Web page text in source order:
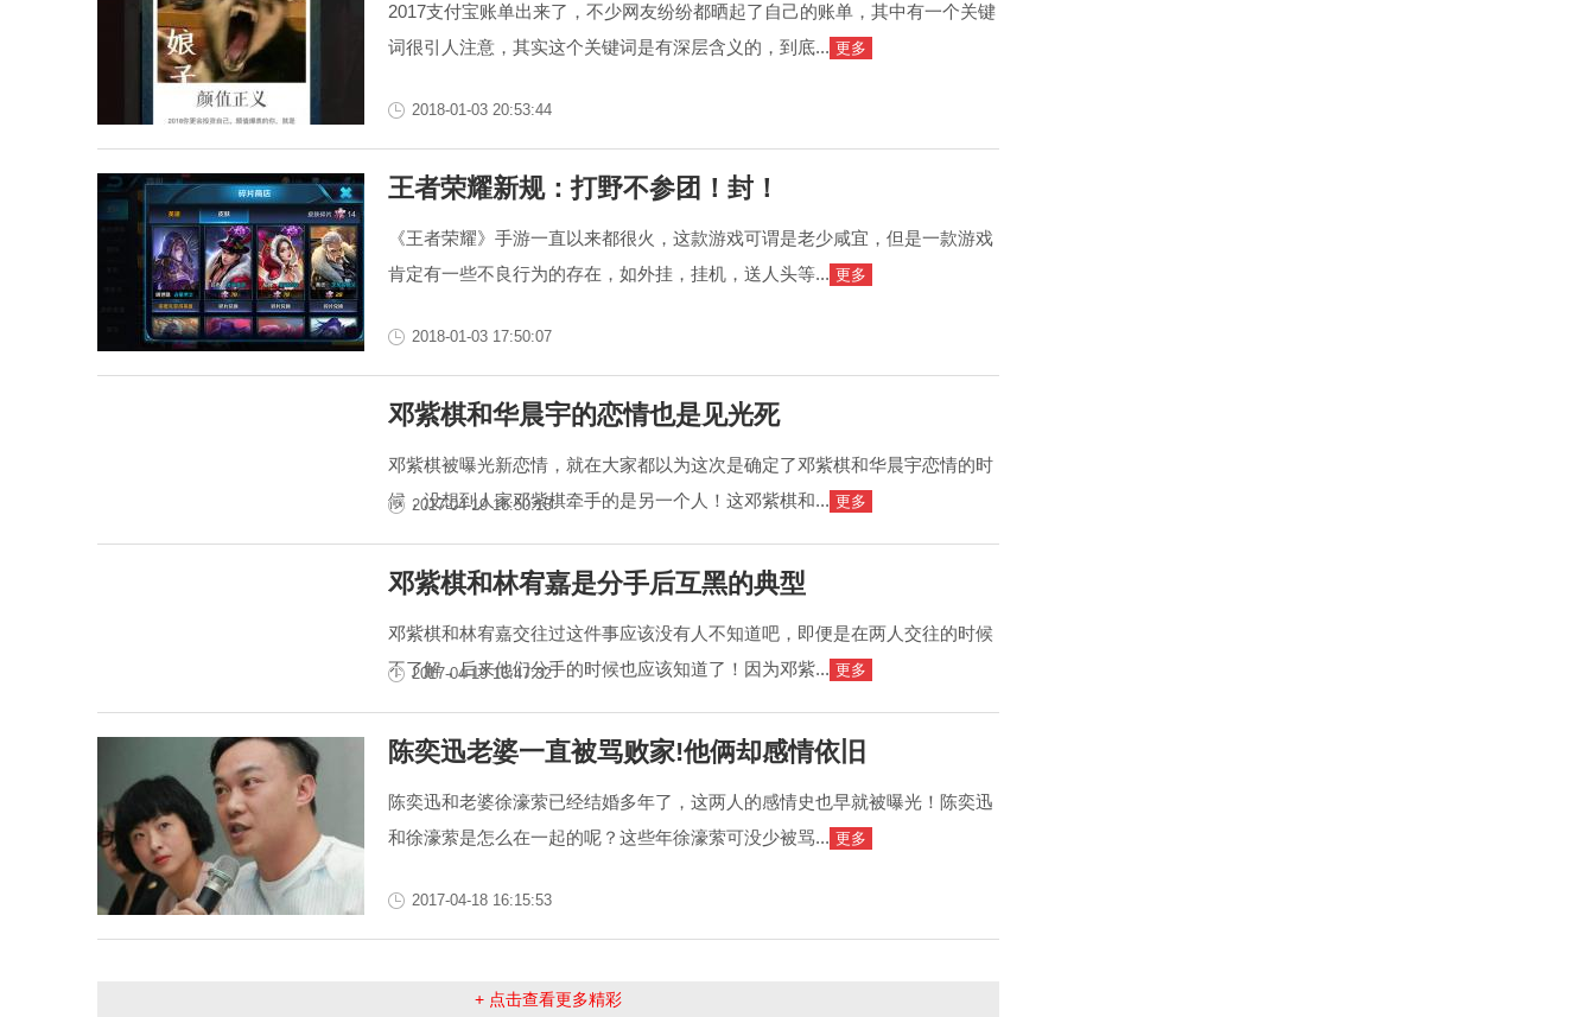
2017支付宝账单出来了，不少网友纷纷都晒起了自己的账单，其中有一个关键
词很引人注意，其实这个关键词是有深层含义的，到底... 更多
2018-01-03 20:53:44
王者荣耀新规：打野不参团！封！
《王者荣耀》手游一直以来都很火，这款游戏可谓是老少咸宜，但是一款游戏
肯定有一些不良行为的存在，如外挂，挂机，送人头等... 更多
2018-01-03 17:50:07
邓紫棋和华晨宇的恋情也是见光死
邓紫棋被曝光新恋情，就在大家都以为这次是确定了邓紫棋和华晨宇恋情的时
候，没想到人家邓紫棋牵手的是另一个人！这邓紫棋和... 更多
2017-04-19 16:50:15
邓紫棋和林宥嘉是分手后互黑的典型
邓紫棋和林宥嘉交往过这件事应该没有人不知道吧，即便是在两人交往的时候
不了解，后来他们分手的时候也应该知道了！因为邓紫... 更多
2017-04-19 16:47:32
陈奕迅老婆一直被骂败家!他俩却感情依旧
陈奕迅和老婆徐濠萦已经结婚多年了，这两人的感情史也早就被曝光！陈奕迅
和徐濠萦是怎么在一起的呢？这些年徐濠萦可没少被骂... 更多
2017-04-18 16:15:53
+ 点击查看更多精彩